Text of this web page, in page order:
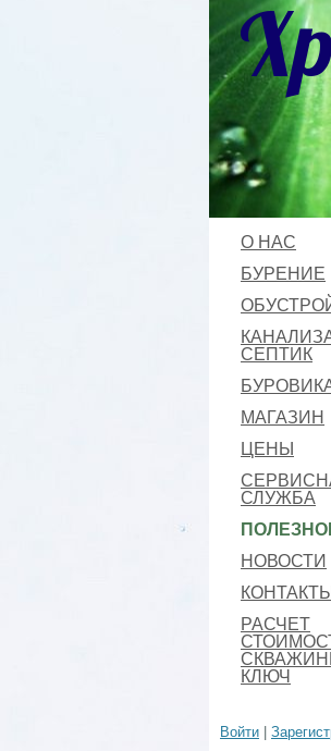
О НАС
БУРЕНИЕ
СЕПТИК
МАГАЗИН
ЦЕНЫ
СЛУЖБА
НОВОСТИ
КОНТАКТЫ
РАСЧЕТ
КЛЮЧ
Войти